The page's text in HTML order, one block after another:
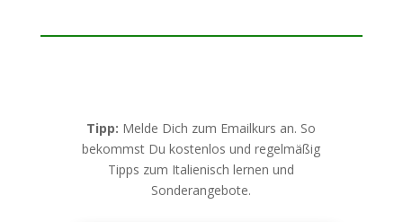
Tipp: Melde Dich zum Emailkurs an. So
bekommst Du kostenlos und regelmäßig
Tipps zum Italienisch lernen und
Sonderangebote.